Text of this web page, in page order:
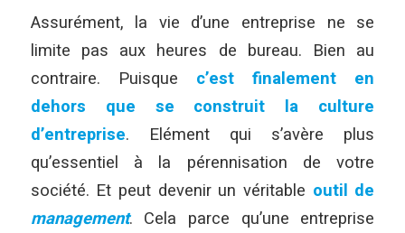
Assurément, la vie d’une entreprise ne se
limite pas aux heures de bureau. Bien au
contraire. Puisque c’est finalement en
dehors que se construit la culture
d’entreprise. Elément qui s’avère plus
qu’essentiel à la pérennisation de votre
société. Et peut devenir un véritable outil de
management. Cela parce qu’une entreprise